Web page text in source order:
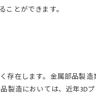
とができます。
在します。金属部品製
造においては、近年3D